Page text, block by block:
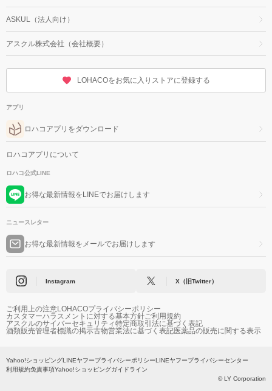
ASKUL（法人向け）
アスクル株式会社（会社概要）
LOHACOをお気に入りストアに登録する
アプリ
ロハコアプリをダウンロード
ロハコアプリについて
ロハコ公式LINE
お得な最新情報をLINEでお届けします
ニュースレター
お得な最新情報をメールでお届けします
Instagram X（旧Twitter）
ご利用上の注意LOHACOプライバシーポリシー
カスタマーハラスメントに対する基本方針ご利用規約
アスクルのサイバーセキュリティ特定商取引法に基づく表記
酒類販売管理者標識の掲示古物営業法に基づく表記医薬品の販売に関する表示
Yahoo!ショッピングLINEヤフープライバシーポリシーLINEヤフープライバシーセンター
利用規約免責事項Yahoo!ショッピングガイドライン
© LY Corporation